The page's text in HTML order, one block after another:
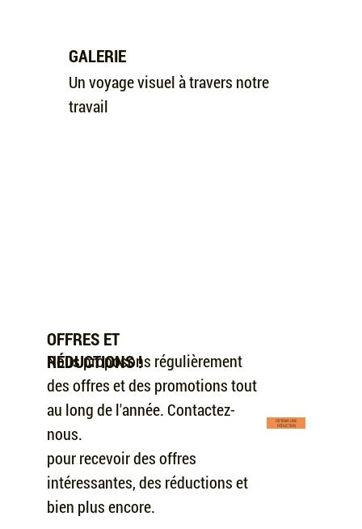
GALERIE
Un voyage visuel à travers notre
travail
OFFRES ET
RÉDUCTIONS !
Nous proposons régulièrement
des offres et des promotions tout
au long de l'année. Contactez-
nous.
pour recevoir des offres
intéressantes, des réductions et
bien plus encore.
OBTENIR UNE
RÉDUCTION